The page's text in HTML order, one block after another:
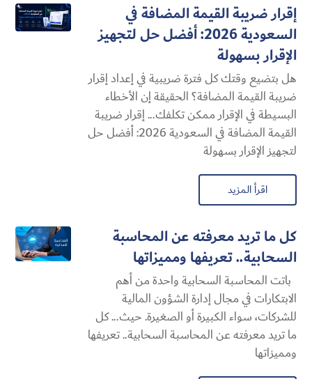
إقرار ضريبة القيمة المضافة في
السعودية 2026: أفضل حل لتجهيز
الإقرار بسهولة
هل بتضيع وقتك كل فترة ضريبية في إعداد إقرار
ضريبة القيمة المضافة؟ الحقيقة إن الأخطاء
البسيطة في الإقرار ممكن تكلفك... إقرار ضريبة
القيمة المضافة في السعودية 2026: أفضل حل
لتجهيز الإقرار بسهولة
اقرأ المزيد
كل ما تريد معرفته عن المحاسبة
السحابية​.. تعريفها ومميزاتها
باتت المحاسبة السحابية​ واحدة من أهم
الابتكارات في مجال إدارة الشؤون المالية
للشركات، سواء الكبيرة أو الصغيرة. حيث... كل
ما تريد معرفته عن المحاسبة السحابية​.. تعريفها
ومميزاتها